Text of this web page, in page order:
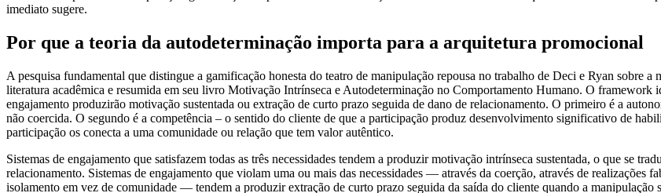
imediato sugere.
Por que a teoria da autodeterminação importa para a arquitetura promocional
A pesquisa fundamental que distingue a gamificação honesta do teatro de manipulação repousa no trabalho de Deci e Ryan sobre
literatura acadêmica e resumida em seu livro Motivação Intrínseca e Autodeterminação no Comportamento Humano. O framework
engajamento produzirão motivação sustentada ou extração de curto prazo seguida de dano de relacionamento. O primeiro é a
não coercida. O segundo é a competência – o sentido do cliente de que a participação produz desenvolvimento significativo de
participação os conecta a uma comunidade ou relação que tem valor autêntico.
Sistemas de engajamento que satisfazem todas as três necessidades tendem a produzir motivação intrínseca sustentada, o que se
relacionamento. Sistemas de engajamento que violam uma ou mais das necessidades — através da coerção, através de realizações
isolamento em vez de comunidade — tendem a produzir extração de curto prazo seguida da saída do cliente quando a